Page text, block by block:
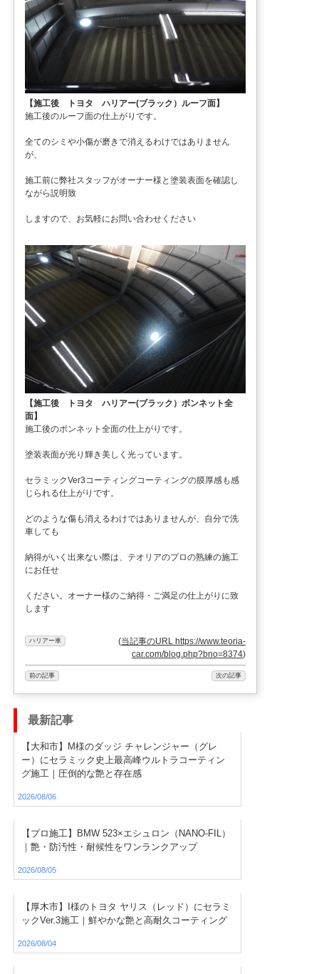
【施工後 トヨタ ハリアー(ブラック）ルーフ面】
施工後のルーフ面の仕上がりです。
全てのシミや小傷が磨きで消えるわけではありません
が、
施工前に弊社スタッフがオーナー様と塗装表面を確認し
ながら説明致
しますので、お気軽にお問い合わせください
【施工後 トヨタ ハリアー(ブラック）ボンネット全
面】
施工後のボンネット全面の仕上がりです。
塗装表面が光り輝き美しく光っています。
セラミックVer3コーティングコーティングの膜厚感も感
じられる仕上がりです。
どのような傷も消えるわけではありませんが、自分で洗
車しても
納得がいく出来ない際は、テオリアのプロの熟練の施工
にお任せ
ください。オーナー様のご納得・ご満足の仕上がりに致
します
ハリアー車 (当記事のURL https://www.teoria-
car.com/blog.php?bno=8374)
前の記事 次の記事
最新記事
【大和市】M様のダッジ チャレンジャー（グレ
ー）にセラミック史上最高峰ウルトラコーティン
グ施工｜圧倒的な艶と存在感
2026/08/06
【プロ施工】BMW 523×エシュロン（NANO-FIL）
｜艶・防汚性・耐候性をワンランクアップ
2026/08/05
【厚木市】I様のトヨタ ヤリス（レッド）にセラミ
ックVer.3施工｜鮮やかな艶と高耐久コーティング
2026/08/04